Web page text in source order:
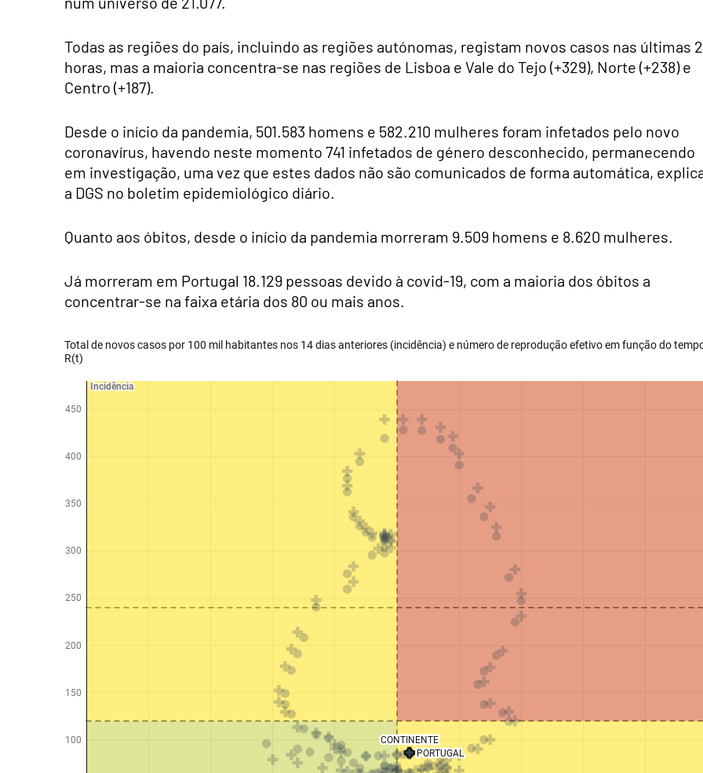
Todas as regiões do país, incluindo as regiões autónomas, registam novos casos nas últimas
horas, mas a maioria concentra-se nas regiões de Lisboa e Vale do Tejo (+329), Norte (+238) e
Centro (+187).
Desde o início da pandemia, 501.583 homens e 582.210 mulheres foram infetados pelo novo
coronavírus, havendo neste momento 741 infetados de género desconhecido, permanecendo
em investigação, uma vez que estes dados não são comunicados de forma automática,
a DGS no boletim epidemiológico diário.
Quanto aos óbitos, desde o início da pandemia morreram 9.509 homens e 8.620 mulheres.
Já morreram em Portugal 18.129 pessoas devido à covid-19, com a maioria dos óbitos a
concentrar-se na faixa etária dos 80 ou mais anos.